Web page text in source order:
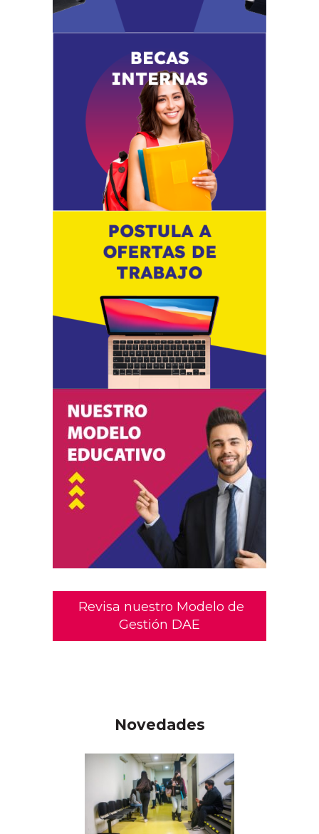
Revisa nuestro Modelo de
Gestión DAE
Novedades